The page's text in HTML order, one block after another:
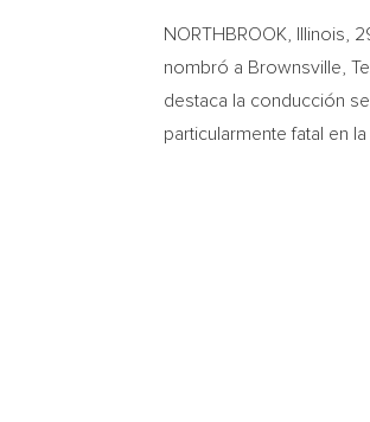
NORTHBROOK, Illinois ,
nombró a Brownsville,
destaca la conducción
particularmente fatal en